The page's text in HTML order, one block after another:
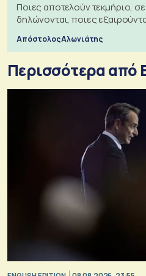
Ποιες αποτελούν τεκμήριο,
δηλώνονται, ποιες
Απόστολος Αλωνιάτης
Περισσότερα από